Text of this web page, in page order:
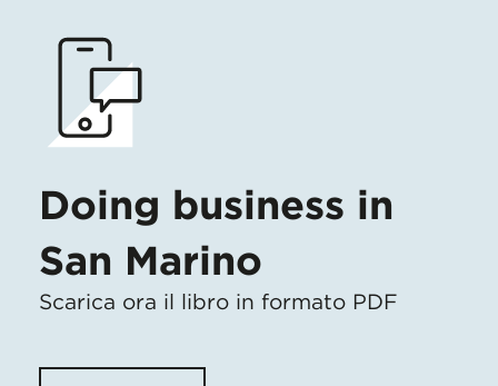
Doing business in
San Marino
Scarica ora il libro in formato PDF